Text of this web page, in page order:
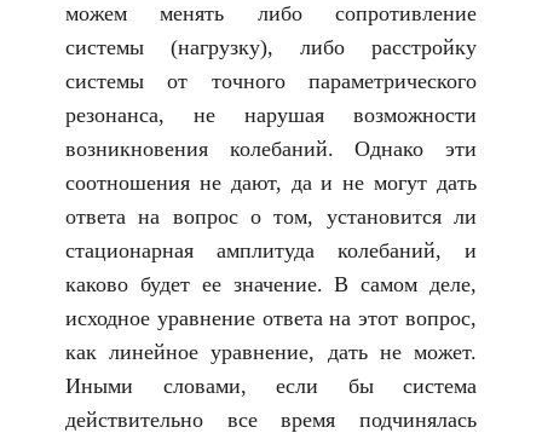
можем менять либо сопротивление
системы (нагрузку), либо расстройку
системы от точного параметрического
резонанса, не нарушая возможности
возникновения колебаний. Однако эти
соотношения не дают, да и не могут дать
ответа на вопрос о том, установится ли
стационарная амплитуда колебаний, и
каково будет ее значение. В самом деле,
исходное уравнение ответа на этот вопрос,
как линейное уравнение, дать не может.
Иными словами, если бы система
действительно все время подчинялась